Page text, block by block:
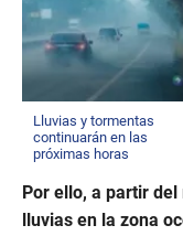
Lluvias y tormentas
continuarán en las
próximas horas
Por ello, a partir
lluvias en la zona